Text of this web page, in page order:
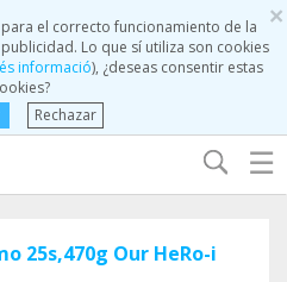
×
el correcto funcionamiento de la
Lo que sí utiliza son cookies
informació), ¿deseas consentir estas
Rechazar
☰
25s,470g Our HeRo-i